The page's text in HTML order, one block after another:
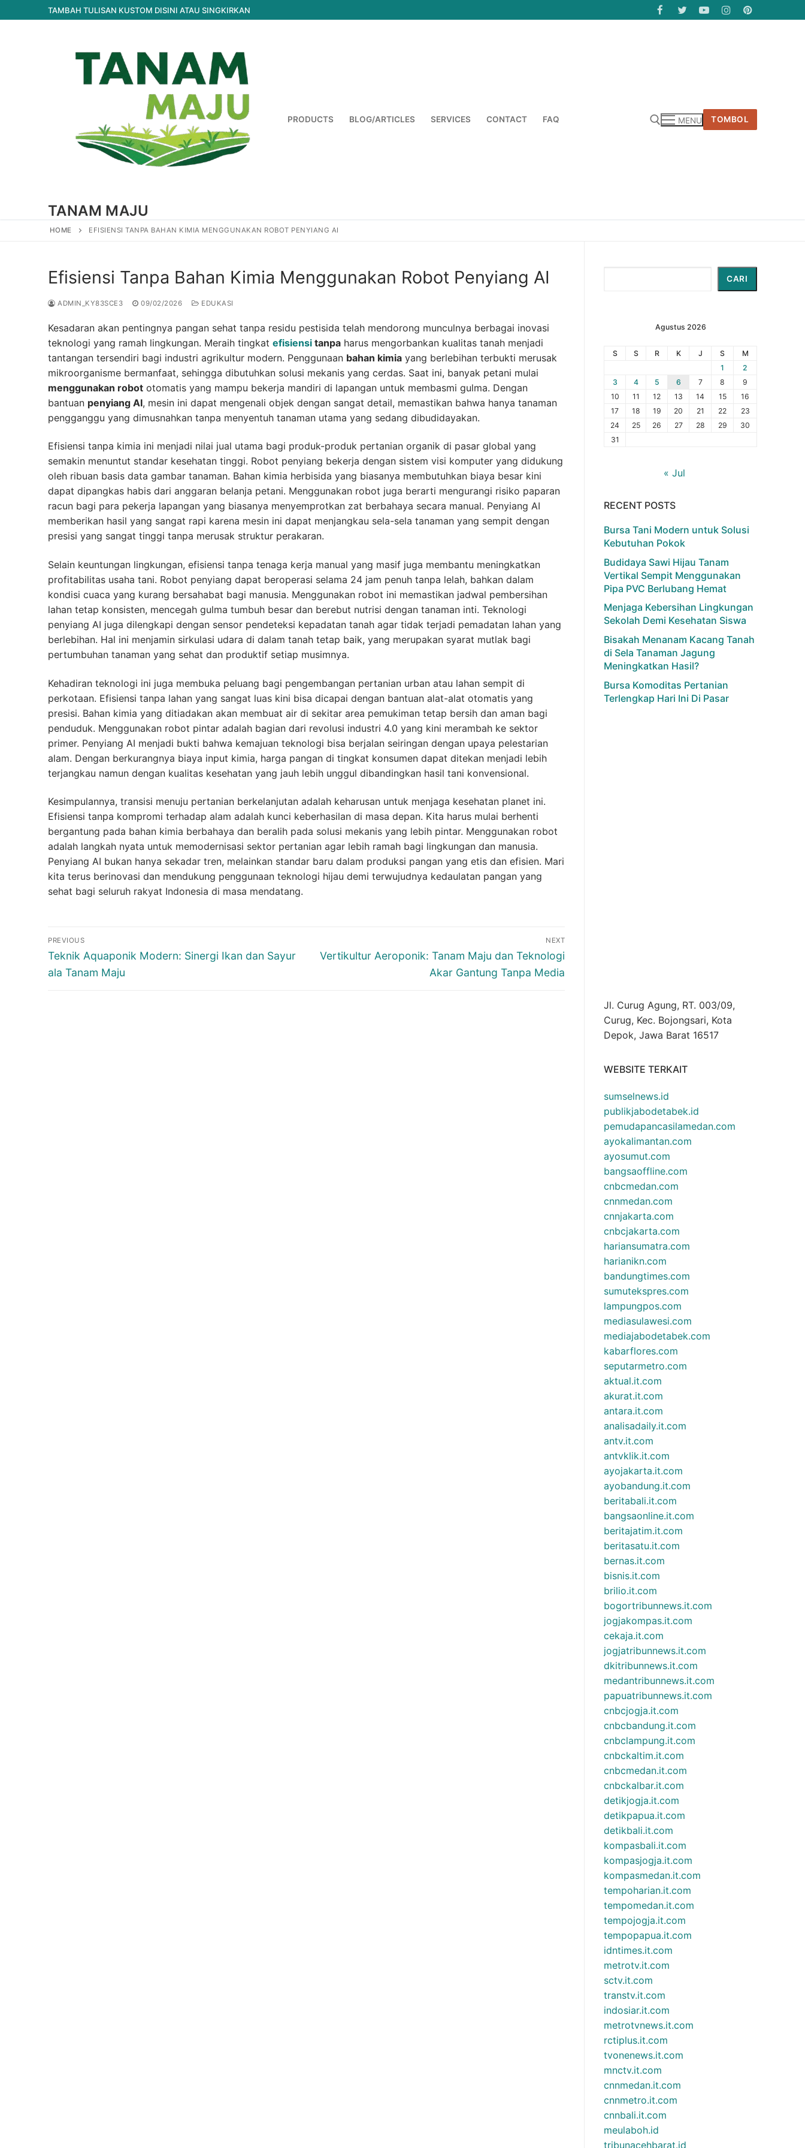
ke
TAMBAH TULISAN KUSTOM DISINI ATAU SINGKIRKAN
TANAM MAJU
PRODUCTS BLOG/ARTICLES SERVICES CONTACT FAQ MENU TOMBOL
HOME EFISIENSI TANPA BAHAN KIMIA MENGGUNAKAN ROBOT PENYIANG AI
Efisiensi Tanpa Bahan Kimia Menggunakan Robot Penyiang AI
ADMIN_KY83SCE3 09/02/2026 EDUKASI
Kesadaran akan pentingnya pangan sehat tanpa residu pestisida telah mendorong munculnya berbagai inovasi
teknologi yang ramah lingkungan. Meraih tingkat efisiensi tanpa harus mengorbankan kualitas tanah menjadi
tantangan tersendiri bagi industri agrikultur modern. Penggunaan bahan kimia yang berlebihan terbukti merusak
mikroorganisme bermanfaat, sehingga dibutuhkan solusi mekanis yang cerdas. Saat ini, banyak petani mulai
menggunakan robot otomatis yang mampu bekerja mandiri di lapangan untuk membasmi gulma. Dengan
bantuan penyiang AI, mesin ini dapat mengenali objek dengan sangat detail, memastikan bahwa hanya tanaman
pengganggu yang dimusnahkan tanpa menyentuh tanaman utama yang sedang dibudidayakan.
Efisiensi tanpa kimia ini menjadi nilai jual utama bagi produk-produk pertanian organik di pasar global yang
semakin menuntut standar kesehatan tinggi. Robot penyiang bekerja dengan sistem visi komputer yang didukung
oleh ribuan basis data gambar tanaman. Bahan kimia herbisida yang biasanya membutuhkan biaya besar kini
dapat dipangkas habis dari anggaran belanja petani. Menggunakan robot juga berarti mengurangi risiko paparan
racun bagi para pekerja lapangan yang biasanya menyemprotkan zat berbahaya secara manual. Penyiang AI
memberikan hasil yang sangat rapi karena mesin ini dapat menjangkau sela-sela tanaman yang sempit dengan
presisi yang sangat tinggi tanpa merusak struktur perakaran.
Selain keuntungan lingkungan, efisiensi tanpa tenaga kerja manual yang masif juga membantu meningkatkan
profitabilitas usaha tani. Robot penyiang dapat beroperasi selama 24 jam penuh tanpa lelah, bahkan dalam
kondisi cuaca yang kurang bersahabat bagi manusia. Menggunakan robot ini memastikan jadwal pembersihan
lahan tetap konsisten, mencegah gulma tumbuh besar dan berebut nutrisi dengan tanaman inti. Teknologi
penyiang AI juga dilengkapi dengan sensor pendeteksi kepadatan tanah agar tidak terjadi pemadatan lahan yang
berlebihan. Hal ini menjamin sirkulasi udara di dalam tanah tetap baik, yang merupakan syarat mutlak bagi
pertumbuhan tanaman yang sehat dan produktif setiap musimnya.
Kehadiran teknologi ini juga membuka peluang bagi pengembangan pertanian urban atau lahan sempit di
perkotaan. Efisiensi tanpa lahan yang sangat luas kini bisa dicapai dengan bantuan alat-alat otomatis yang
presisi. Bahan kimia yang ditiadakan akan membuat air di sekitar area pemukiman tetap bersih dan aman bagi
penduduk. Menggunakan robot pintar adalah bagian dari revolusi industri 4.0 yang kini merambah ke sektor
primer. Penyiang AI menjadi bukti bahwa kemajuan teknologi bisa berjalan seiringan dengan upaya pelestarian
alam. Dengan berkurangnya biaya input kimia, harga pangan di tingkat konsumen dapat ditekan menjadi lebih
terjangkau namun dengan kualitas kesehatan yang jauh lebih unggul dibandingkan hasil tani konvensional.
Kesimpulannya, transisi menuju pertanian berkelanjutan adalah keharusan untuk menjaga kesehatan planet ini.
Efisiensi tanpa kompromi terhadap alam adalah kunci keberhasilan di masa depan. Kita harus mulai berhenti
bergantung pada bahan kimia berbahaya dan beralih pada solusi mekanis yang lebih pintar. Menggunakan robot
adalah langkah nyata untuk memodernisasi sektor pertanian agar lebih ramah bagi lingkungan dan manusia.
Penyiang AI bukan hanya sekadar tren, melainkan standar baru dalam produksi pangan yang etis dan efisien. Mari
kita terus berinovasi dan mendukung penggunaan teknologi hijau demi terwujudnya kedaulatan pangan yang
sehat bagi seluruh rakyat Indonesia di masa mendatang.
Navigasi
pos
PREVIOUS
Previous
post:
Teknik Aquaponik Modern: Sinergi Ikan dan Sayur
ala Tanam Maju
NEXT
Next
Vertikultur Aeroponik: Tanam Maju dan Teknologi
Akar Gantung Tanpa Media
CARI
Agustus 2026
S S R K J S
M
1
2
3
4 5 6 7 8
9
10
11 12 13 14 15
16
17
18 19 20 21 22
23
24
25 26 27 28 29
30
31
« Jul
RECENT POSTS
Bursa Tani Modern untuk Solusi
Kebutuhan Pokok
Budidaya Sawi Hijau Tanam
Vertikal Sempit Menggunakan
Pipa PVC Berlubang Hemat
Menjaga Kebersihan Lingkungan
Sekolah Demi Kesehatan Siswa
Bisakah Menanam Kacang Tanah
di Sela Tanaman Jagung
Meningkatkan Hasil?
Bursa Komoditas Pertanian
Terlengkap Hari Ini Di Pasar
Jl. Curug Agung, RT. 003/09,
Curug, Kec. Bojongsari, Kota
Depok, Jawa Barat 16517
WEBSITE TERKAIT
sumselnews.id
publikjabodetabek.id
pemudapancasilamedan.com
ayokalimantan.com
ayosumut.com
bangsaoffline.com
cnbcmedan.com
cnnmedan.com
cnnjakarta.com
cnbcjakarta.com
hariansumatra.com
harianikn.com
bandungtimes.com
sumutekspres.com
lampungpos.com
mediasulawesi.com
mediajabodetabek.com
kabarflores.com
seputarmetro.com
aktual.it.com
akurat.it.com
antara.it.com
analisadaily.it.com
antv.it.com
antvklik.it.com
ayojakarta.it.com
ayobandung.it.com
beritabali.it.com
bangsaonline.it.com
beritajatim.it.com
beritasatu.it.com
bernas.it.com
bisnis.it.com
brilio.it.com
bogortribunnews.it.com
jogjakompas.it.com
cekaja.it.com
jogjatribunnews.it.com
dkitribunnews.it.com
medantribunnews.it.com
papuatribunnews.it.com
cnbcjogja.it.com
cnbcbandung.it.com
cnbclampung.it.com
cnbckaltim.it.com
cnbcmedan.it.com
cnbckalbar.it.com
detikjogja.it.com
detikpapua.it.com
detikbali.it.com
kompasbali.it.com
kompasjogja.it.com
kompasmedan.it.com
tempoharian.it.com
tempomedan.it.com
tempojogja.it.com
tempopapua.it.com
idntimes.it.com
metrotv.it.com
sctv.it.com
transtv.it.com
indosiar.it.com
metrotvnews.it.com
rctiplus.it.com
tvonenews.it.com
mnctv.it.com
cnnmedan.it.com
cnnmetro.it.com
cnnbali.it.com
meulaboh.id
tribunacehbarat.id